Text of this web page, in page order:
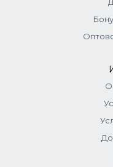
использования
HYDROXYPROPYL
BEHENTRIMONIUM
(FRAGRANCE), CETYL
CETRIMONIUM
PROPYLENE GLYCOL,
SCLEROCARYA
THEOBROMA